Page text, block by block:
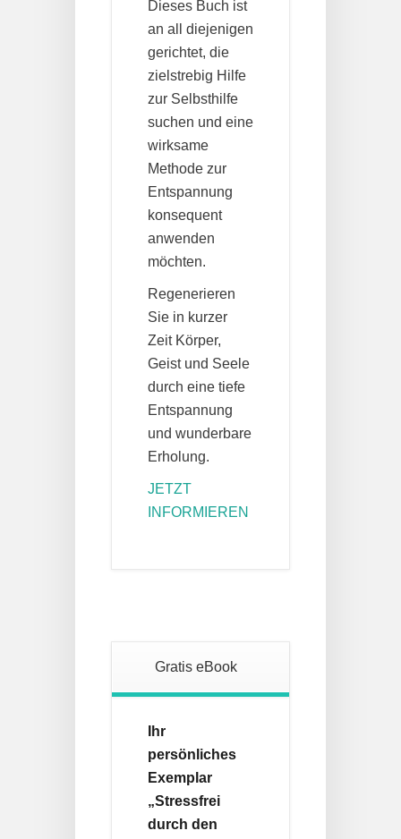
Dieses Buch ist
an all diejenigen
gerichtet, die
zielstrebig Hilfe
zur Selbsthilfe
suchen und eine
wirksame
Methode zur
Entspannung
konsequent
anwenden
möchten.
Regenerieren
Sie in kurzer
Zeit Körper,
Geist und Seele
durch eine tiefe
Entspannung
und wunderbare
Erholung.
JETZT
INFORMIEREN
Gratis eBook
Ihr
persönliches
Exemplar
„Stressfrei
durch den